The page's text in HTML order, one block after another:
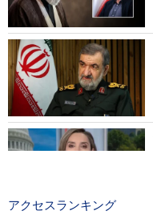
イラン外務省報道官；「
大の脅威」
米紙WSJ：「イランとの
アクセスランキング